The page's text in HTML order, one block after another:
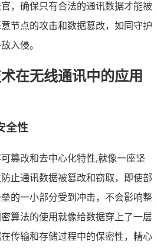
，确保只有合法的通讯数据才能被
节点的攻击和数据篡改，如同守护
入侵。
在无线通讯中的应用
全性
篡改和去中心化特性,就像一座坚
止通讯数据被篡改和窃取，即使部
的一小部分受到冲击，不会影响整
算法的使用就像给数据穿上了一层
传输和存储过程中的保密性，精心